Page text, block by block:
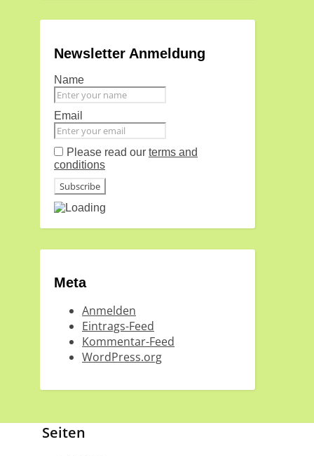
Newsletter Anmeldung
Name
Email
Please read our terms and
conditions
Meta
Anmelden
Eintrags-Feed
Kommentar-Feed
WordPress.org
Seiten